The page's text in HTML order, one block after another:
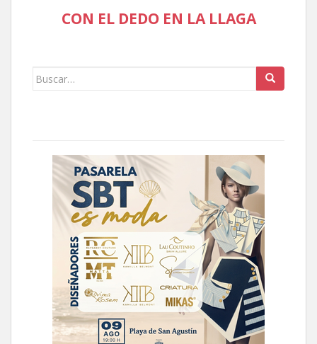
CON EL DEDO EN LA LLAGA
Buscar: